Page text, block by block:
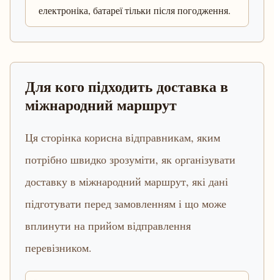
електроніка, батареї тільки після погодження.
Для кого підходить доставка в
міжнародний маршрут
Ця сторінка корисна відправникам, яким
потрібно швидко зрозуміти, як організувати
доставку в міжнародний маршрут, які дані
підготувати перед замовленням і що може
вплинути на прийом відправлення
перевізником.